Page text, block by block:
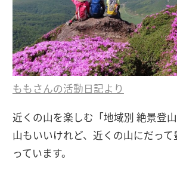
ももさんの活動日記より
近くの山を楽しむ「地域別 絶景登
山もいいけれど、近くの山にだっ
っています。